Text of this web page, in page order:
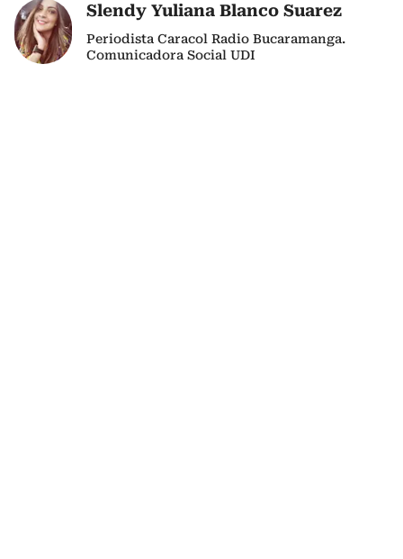
Slendy Yuliana Blanco Suarez
Periodista Caracol Radio Bucaramanga.
Comunicadora Social UDI